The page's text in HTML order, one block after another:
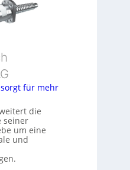
für mehr
die
seiner
um eine
und